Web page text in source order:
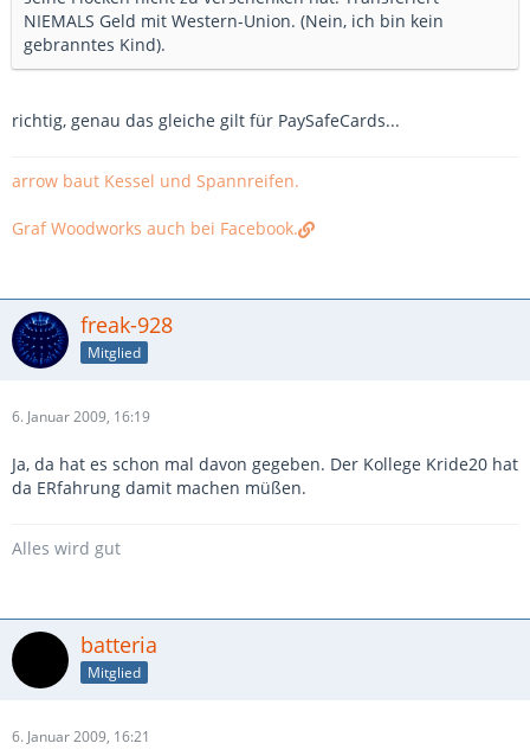
NIEMALS Geld mit Western-Union. (Nein, ich bin kein
gebranntes Kind).
richtig, genau das gleiche gilt für PaySafeCards...
arrow baut Kessel und Spannreifen.
Graf Woodworks auch bei Facebook.
freak-928
Mitglied
6. Januar 2009, 16:19
Ja, da hat es schon mal davon gegeben. Der Kollege Kride20 hat
da ERfahrung damit machen müßen.
Alles wird gut
batteria
Mitglied
6. Januar 2009, 16:21